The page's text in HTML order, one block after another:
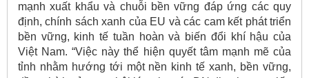
mạnh xuất khẩu và chuỗi bền vững đáp ứng các quy
định, chính sách xanh của EU và các cam kết phát triển
bền vững, kinh tế tuần hoàn và biến đổi khí hậu của
Việt Nam. “Việc này thể hiện quyết tâm mạnh mẽ của
tỉnh nhằm hướng tới một nền kinh tế xanh, bền vững,